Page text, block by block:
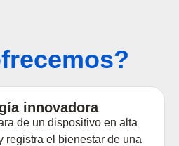
innovadora
de un dispositivo en alta
registra el bienestar de una